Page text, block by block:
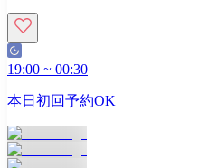
19:00 ~ 00:30
本日初回予約OK